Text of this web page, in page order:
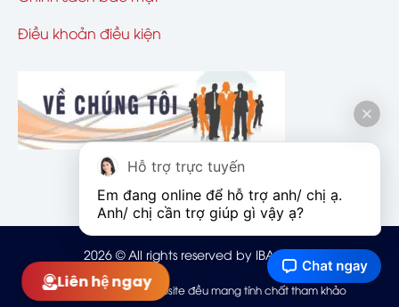
Điều khoản điều kiện
2026 © All rights reserved by IBAOHIEM
Mọi thông tin trên website đều mang tính chất tham khảo
Liên hệ ngay
Hỗ trợ trực tuyến
Em đang online để hỗ trợ anh/ chị ạ.
Anh/ chị cần trợ giúp gì vậy ạ?